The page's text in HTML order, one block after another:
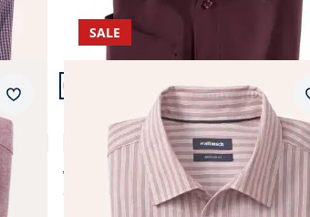
Merkzettel
Artikel 10 von 12.
Passform Regular Fit.
SALE
Regular Fit
Hemd aus Royal-Oxford
5,0 (1)
ab € 69,99
ab (-57%)